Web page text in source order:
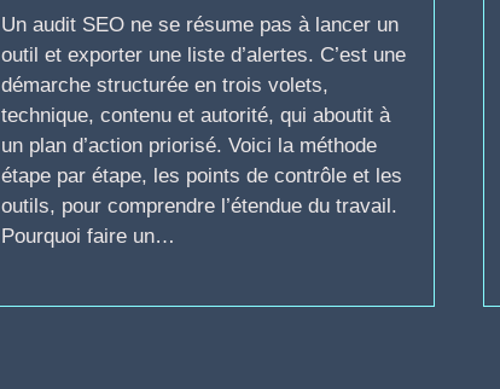
Un audit SEO ne se résume pas à lancer un
outil et exporter une liste d’alertes. C’est une
démarche structurée en trois volets,
technique, contenu et autorité, qui aboutit à
un plan d’action priorisé. Voici la méthode
étape par étape, les points de contrôle et les
outils, pour comprendre l’étendue du travail.
Pourquoi faire un…